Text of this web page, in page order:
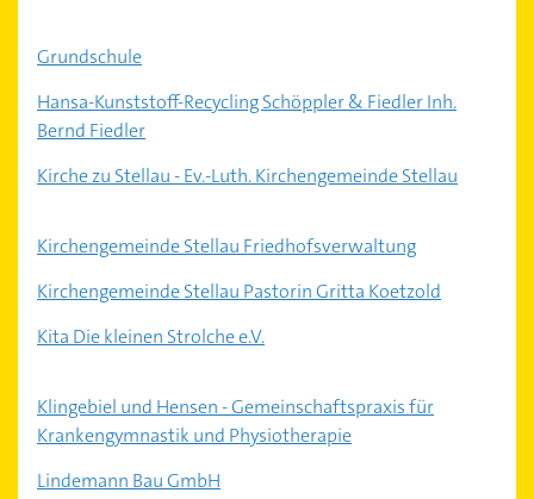
Grundschule
Hansa-Kunststoff-Recycling Schöppler & Fiedler Inh.
Bernd Fiedler
Kirche zu Stellau - Ev.-Luth. Kirchengemeinde Stellau
Kirchengemeinde Stellau Friedhofsverwaltung
Kirchengemeinde Stellau Pastorin Gritta Koetzold
Kita Die kleinen Strolche e.V.
Klingebiel und Hensen - Gemeinschaftspraxis für
Krankengymnastik und Physiotherapie
Lindemann Bau GmbH